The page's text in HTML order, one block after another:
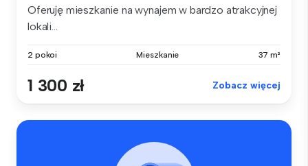
Oferuję mieszkanie na wynajem w bardzo atrakcyjnej
lokali...
2 pokoi Mieszkanie 37 m²
1 300 zł Zobacz więcej